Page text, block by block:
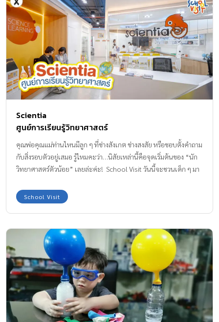
Scientia
ศูนย์การเรียนรู้วิทยาศาสตร์
คุณพ่อคุณแม่ท่านไหนมีลูก ๆ ที่ช่างสังเกต ช่างสงสัย หรือชอบตั้งคำถาม
กับสิ่งรอบตัวอยู่เสมอ รู้ไหมคะว่า…นิสัยเหล่านี้คือจุดเริ่มต้นของ “นัก
วิทยาศาสตร์ตัวน้อย” เลยล่ะค่ะ! School Visit วันนี้จะชวนเด็ก ๆ มา
สนุกที่ “Scientia Bangkok ศูนย์การเรียนรู้วิทยาศาสตร์” ที่นี่เด็ก ๆ
จะได้ทดลอง ค้นพบและสร้างสรรค์ไปกับกิจกรรมที่ทั้งสนุกและได้
ห้ามพลาดเด็ดขาด จากวันแรกจนถึงวันนี้ Scientia Bangkok เปิดสอน
เป็นครั้งแรกเมื่อปี พ.ศ. 2550 ปัจจุบันมีทั้งหมด 4 สาขา สำหรับสาขา
เซ็นทรัลปิ่นเกล้า ที่เราได้มาเยี่ยมชมในวันนี้ เป็นสาขาที่ 2 ซึ่งเปิดทำการ
มาแล้วกว่า 12 ปี ก่อตั้งโดยคุณครูใหม่ – จันทพร ภัทรเบญจพล และ
คุณศิริพันธ์ ภัทรเบญจพล สองนักวิทยาศาสตร์ผู้มีใจรัก และอยาก
ถ่ายทอดการเรียนรู้วิทยาศาสตร์ให้กับเด็ก ๆ โดยเริ่มต้นจากการสอน
ลูกสาว ทดลองทำโครงงานวิทยาศาสตร์ในรูปแบบ “ทำไป เล่าไป เล่น
ไป” ให้ลูกได้ลงมือทำจริง จนเห็นผลลัพธ์และสังเกตว่าลูกสนุกกับการ
School Visit